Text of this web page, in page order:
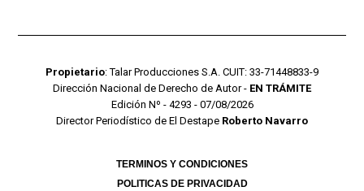
Propietario: Talar Producciones S.A. CUIT: 33-71448833-9
Dirección Nacional de Derecho de Autor - EN TRÁMITE
Edición Nº - 4293 - 07/08/2026
Director Periodístico de El Destape Roberto Navarro
TERMINOS Y CONDICIONES
POLITICAS DE PRIVACIDAD